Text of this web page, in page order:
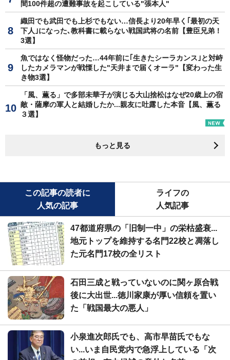
間100件超の遭難事故を起こしている"張本人"
織田でも武田でも上杉でもない…信長より20年早く｢最初の天
下人｣になった､教科書に載らない戦国武将の名前【豊臣兄弟！
3選】
魚ではなく怪物だった…44年前に｢生きたシーラカンス｣と対峙
したカメラマンが戦慄した"天井まで届くオーラ"【変わった生
き物3選】
「風、薫る」で多部未華子が演じる大山捨松はなぜ20歳上の宿
敵・薩摩の軍人と結婚したか...親友に吐露した本音【風、薫る
３選】
もっと見る
この記事の読者に
人気の記事
ライフの
人気記事
47都道府県の「旧制一中」の栄枯盛衰...
地元トップを維持する名門22校と凋落し
た元名門17校の全リスト
石田三成と戦っていないのに関ヶ原合戦
後に大出世...徳川家康が厚い信頼を置い
た「戦国最大の悪人」
小泉進次郎氏でも、高市早苗氏でもな
い...いま自民党内で急浮上している「次